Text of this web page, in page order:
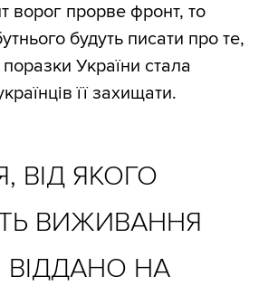
ворог прорве фронт, то
будуть писати про те,
України стала
її захищати.
ВІД ЯКОГО
ВИЖИВАННЯ
ВІДДАНО НА